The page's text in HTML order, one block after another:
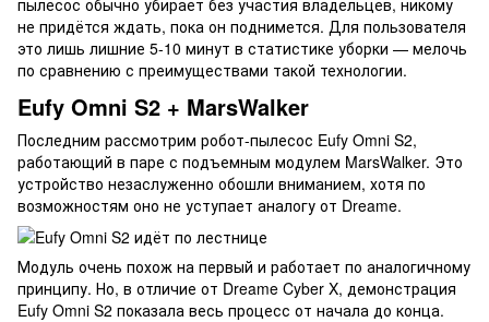
пылесос обычно убирает без участия владельцев, никому
не придётся ждать, пока он поднимется. Для пользователя
это лишь лишние 5-10 минут в статистике уборки — мелочь
по сравнению с преимуществами такой технологии.
Eufy Omni S2 + MarsWalker
Последним рассмотрим робот-пылесос Eufy Omni S2,
работающий в паре с подъемным модулем MarsWalker. Это
устройство незаслуженно обошли вниманием, хотя по
возможностям оно не уступает аналогу от Dreame.
Модуль очень похож на первый и работает по аналогичному
принципу. Но, в отличие от Dreame Cyber X, демонстрация
Eufy Omni S2 показала весь процесс от начала до конца.